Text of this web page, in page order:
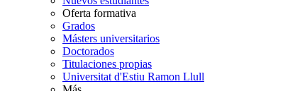
Oferta formativa
Grados
Másters universitarios
Doctorados
Titulaciones propias
Universitat d'Estiu Ramon Llull